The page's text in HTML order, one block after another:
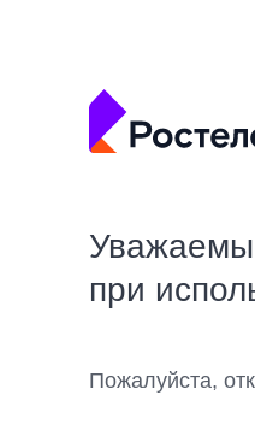
при
Пожалуйста,